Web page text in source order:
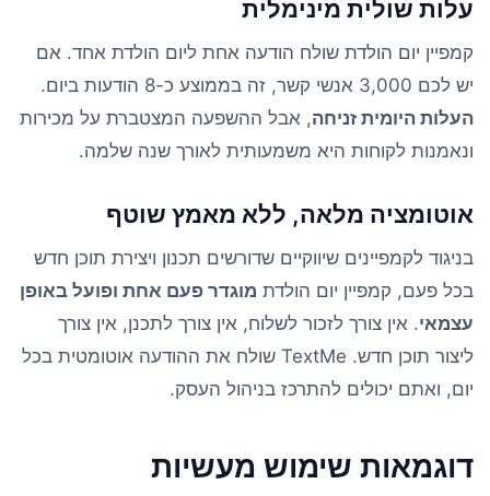
עלות שולית מינימלית
קמפיין יום הולדת שולח הודעה אחת ליום הולדת אחד. אם
יש לכם 3,000 אנשי קשר, זה בממוצע כ-8 הודעות ביום.
העלות היומית זניחה, אבל ההשפעה המצטברת על מכירות
ונאמנות לקוחות היא משמעותית לאורך שנה שלמה.
אוטומציה מלאה, ללא מאמץ שוטף
בניגוד לקמפיינים שיווקיים שדורשים תכנון ויצירת תוכן חדש
בכל פעם, קמפיין יום הולדת מוגדר פעם אחת ופועל באופן
עצמאי. אין צורך לזכור לשלוח, אין צורך לתכנן, אין צורך
ליצור תוכן חדש. TextMe שולח את ההודעה אוטומטית בכל
יום, ואתם יכולים להתרכז בניהול העסק.
דוגמאות שימוש מעשיות